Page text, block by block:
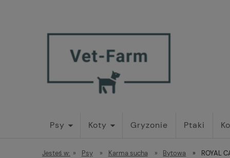
Psy Koty Gryzonie Ptaki
Jesteś w: » Psy » Karma sucha » Bytowa » ROYAL